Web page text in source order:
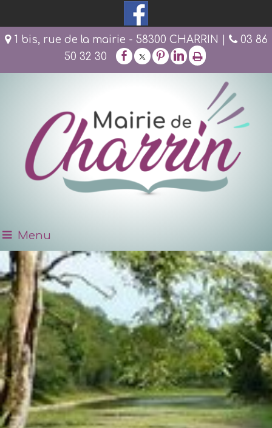
1 bis, rue de la mairie - 58300 CHARRIN |
03 86
50 32 30
Menu